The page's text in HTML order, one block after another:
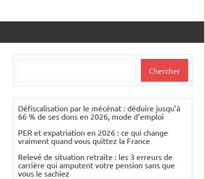
Chercher
Défiscalisation par le mécénat : déduire jusqu’à
66 % de ses dons en 2026, mode d’emploi
PER et expatriation en 2026 : ce qui change
vraiment quand vous quittez la France
Relevé de situation retraite : les 3 erreurs de
carrière qui amputent votre pension sans que
vous le sachiez